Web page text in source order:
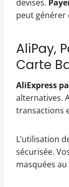
devises.
peut générer
AliPay,
Carte
AliExpress
alternatives.
transactions
L’utilisation
sécurisée.
masquées